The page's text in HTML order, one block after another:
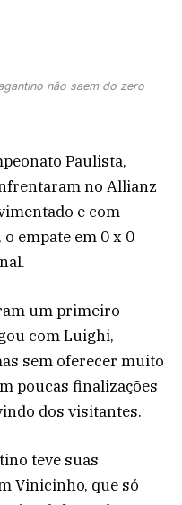
não saem do zero
Paulista,
no Allianz
e com
empate em 0 x 0
um primeiro
com Luighi,
sem oferecer muito
poucas finalizações
dos visitantes.
teve suas
Vinicinho, que só